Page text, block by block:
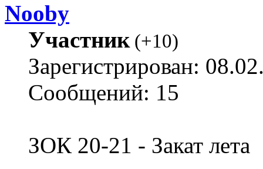
Nooby
Участник(+10)
Зарегистрирован:
Сообщений: 15
ЗОК 20-21 - Закат лета